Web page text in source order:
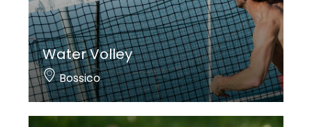
Water Volley
Bossico